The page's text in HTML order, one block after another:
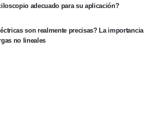
adecuado para su aplicación?
son realmente precisas? La importancia
no lineales